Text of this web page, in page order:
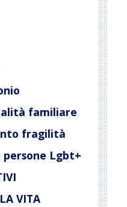
familiare
fragilità
persone Lgbt+
VITA